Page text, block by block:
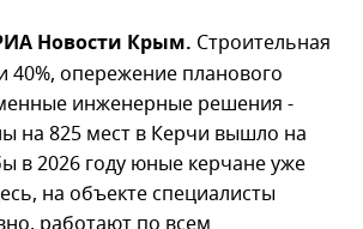
Новости Крым. Строительная
40%, опережение планового
инженерные решения -
на 825 мест в Керчи вышло на
в 2026 году юные керчане уже
на объекте специалисты